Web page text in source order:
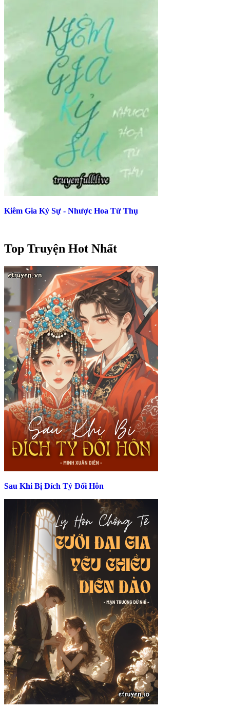
Kiêm Gia Kỷ Sự - Nhược Hoa Từ Thụ
Top Truyện Hot Nhất
Sau Khi Bị Đích Tỷ Đổi Hôn